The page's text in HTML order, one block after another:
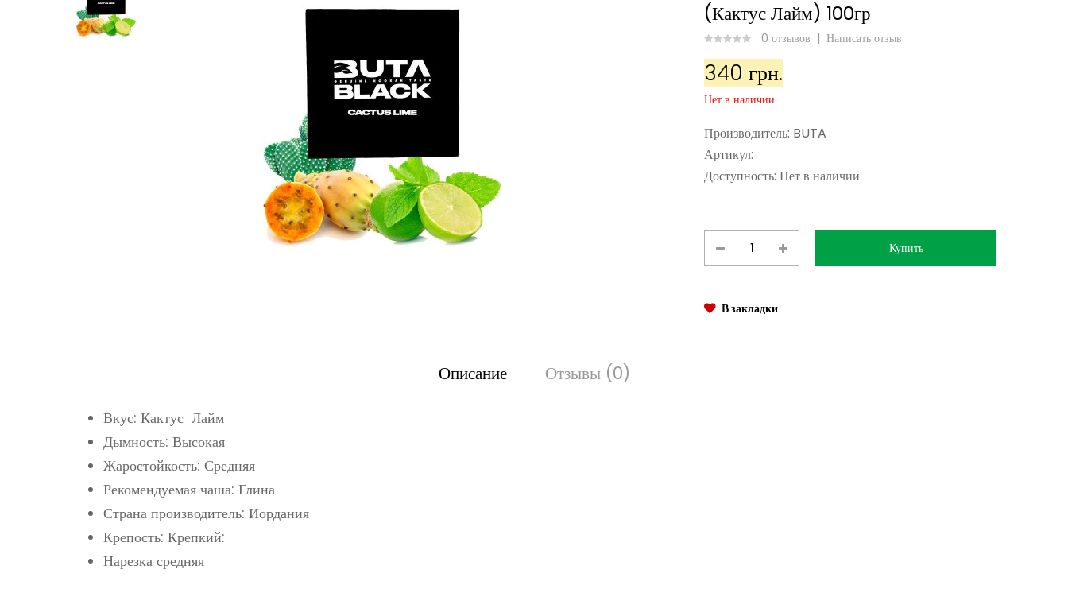
(Кактус Лайм) 100гр
0 отзывов | Написать отзыв
340 грн.
Нет в наличии
Производитель: BUTA
Артикул:
Доступность: Нет в наличии
В закладки
Описание Отзывы (0)
Вкус: Кактус Лайм
Дымность: Высокая
Жаростойкость: Средняя
Рекомендуемая чаша: Глина
Страна производитель: Иордания
Крепость: Крепкий:
Нарезка средняя